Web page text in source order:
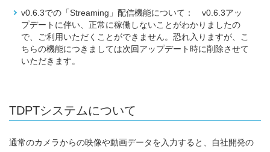
v0.6.3での「Streaming」配信機能について： v0.6.3アッ
プデートに伴い、正常に稼働しないことがわかりましたの
で、ご利用いただくことができません。恐れ入りますが、こ
ちらの機能につきましては次回アップデート時に削除させて
いただきます。
TDPTシステムについて
通常のカメラからの映像や動画データを入力すると、自社開発の